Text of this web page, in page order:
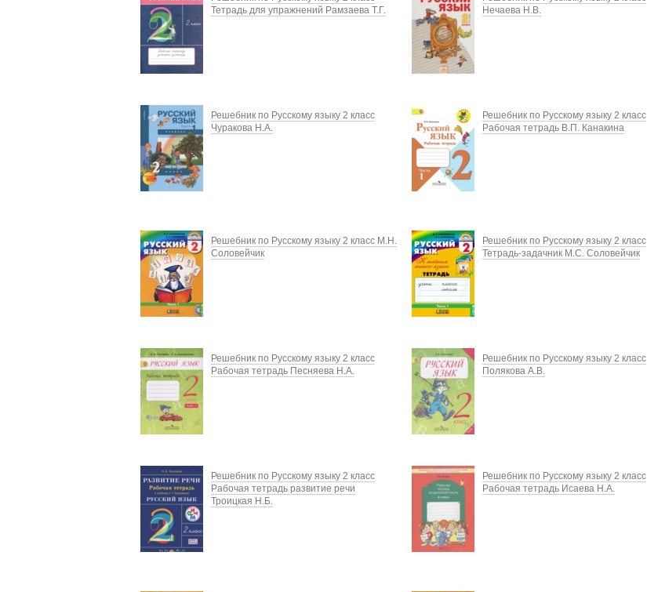
Тетрадь для упражнений Рамзаева Т.Г.
Нечаева Н.В.
Решебник по Русскому языку 2 класс
Чуракова Н.А.
Решебник по Русскому языку 2 класс
Рабочая тетрадь В.П. Канакина
Решебник по Русскому языку 2 класс М.Н.
Соловейчик
Решебник по Русскому языку 2 класс
Тетрадь-задачник М.С. Соловейчик
Решебник по Русскому языку 2 класс
Рабочая тетрадь Песняева Н.А.
Решебник по Русскому языку 2 класс
Полякова А.В.
Решебник по Русскому языку 2 класс
Рабочая тетрадь развитие речи
Троицкая Н.Б.
Решебник по Русскому языку 2 класс
Рабочая тетрадь Исаева Н.А.